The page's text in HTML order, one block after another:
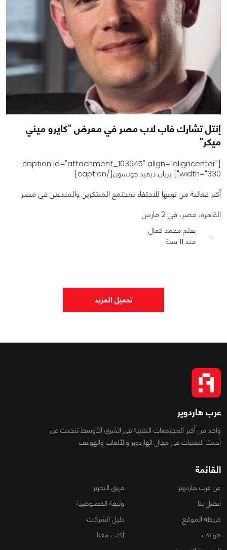
إنتل تشارك فاب لاب مصر في معرض "كايرو ميني
ميكر"
[caption id="attachment_103645" align="aligncenter"
width="330"] بريان ديفيد جونسون[/caption]
أكبر فعالية من نوعها للاحتفاء بمجتمع المبتكرين والمبدعين في مصر
القاهرة، مصر، في 2 مارس
بقلم محمد كمال
منذ 11 سنة
تحميل المزيد
عرب هاردوير
واحد من أكبر المجتمعات التقنية فى الشرق الأوسط تتحدث عن
أحدث التقنيات فى مجال الهاردوير والألعاب والهواتف
القائمة
عن عرب هاردوير
فريق التحرير
اتصل بنا
وثيقة الخصوصية
خريطة الموقع
دليل الشركات
هواتف
اكتب معنا